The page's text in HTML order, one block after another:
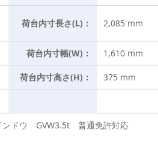
荷台内寸長さ(L)： 2,085 mm
荷台内寸幅(W)： 1,610 mm
荷台内寸高さ(H)： 375 mm
ドウ GVW3.5t 普通免許対応